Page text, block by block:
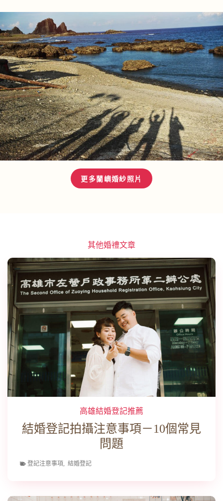
更多蘭嶼婚紗照片
其他婚禮文章
高雄結婚登記推薦
結婚登記拍攝注意事項－10個常見
問題
登記注意事項, 結婚登記